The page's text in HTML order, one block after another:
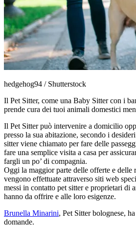
hedgehog94 / Shutterstock
Il Pet Sitter, come una Baby Sitter con i
prende cura dei tuoi animali domestici
Il Pet Sitter può intervenire a domicilio
presso la sua abitazione, secondo i
sitter viene chiamato per fare delle
fare una semplice visita a casa per
fargli un po’ di compagnia.
Oggi la maggior parte delle offerte e delle
vengono effettuate attraverso siti web
messi in contatto pet sitter e proprietari di
hanno da offrire e alle loro esigenze.
Brunella Minarini, Pet Sitter bolognese,
domande.